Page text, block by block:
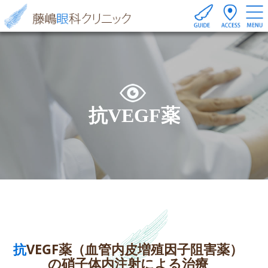
抗VEGF薬
抗VEGF薬（血管内皮増殖因子阻害薬）
の硝子体内注射による治療